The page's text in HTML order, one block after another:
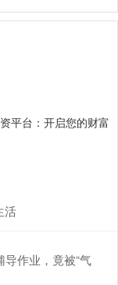
平台：开启您的财富
活
作业，竟被“气